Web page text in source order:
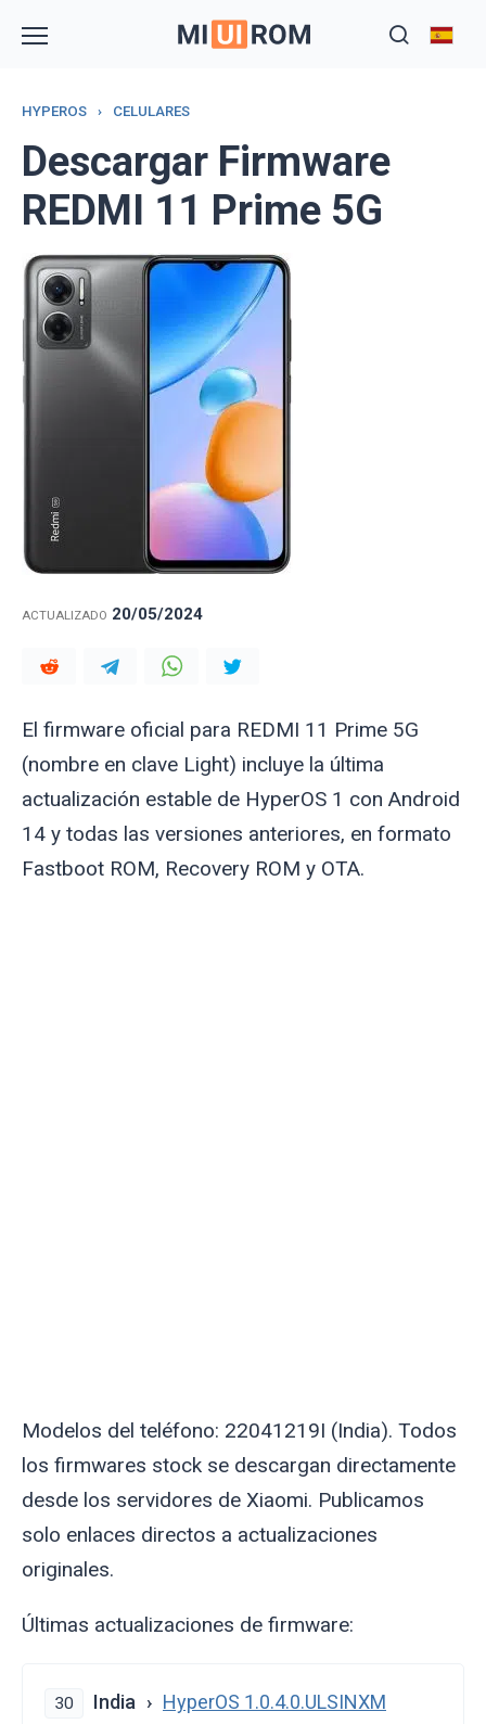
HYPEROS › CELULARES
Descargar Firmware
REDMI 11 Prime 5G
ACTUALIZADO 20/05/2024
El firmware oficial para REDMI 11 Prime 5G
(nombre en clave Light) incluye la última
actualización estable de HyperOS 1 con Android
14 y todas las versiones anteriores, en formato
Fastboot ROM, Recovery ROM y OTA.
Modelos del teléfono: 22041219I (India). Todos
los firmwares stock se descargan directamente
desde los servidores de Xiaomi. Publicamos
solo enlaces directos a actualizaciones
originales.
Últimas actualizaciones de firmware:
30 India HyperOS 1.0.4.0.ULSINXM